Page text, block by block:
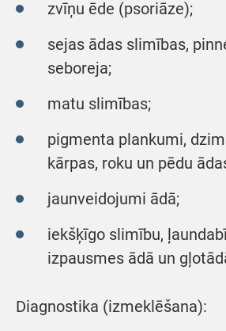
zvīņu ēde (psoriāze);
sejas ādas slimības,
seboreja;
matu slimības;
pigmenta plankumi,
kārpas, roku un pēdu
jaunveidojumi ādā;
iekšķīgo slimību,
izpausmes ādā un
Diagnostika (izmeklēšana):